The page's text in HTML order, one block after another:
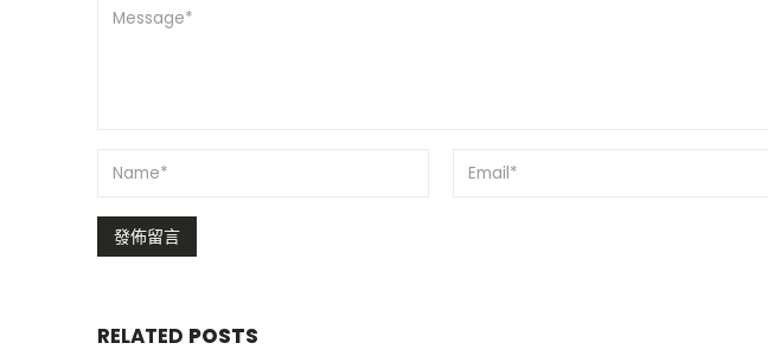
RELATED POSTS